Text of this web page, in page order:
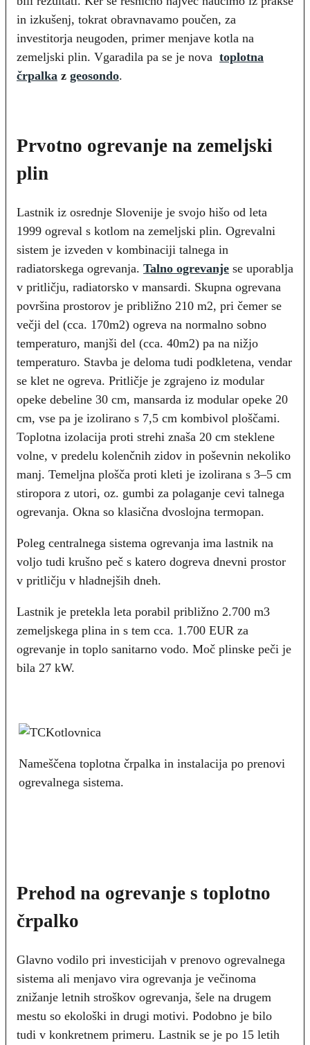
in izkušenj, tokrat obravnavamo poučen, za
investitorja neugoden, primer menjave kotla na
zemeljski plin. Vgaradila pa se je nova toplotna
črpalka z geosondo.
Prvotno ogrevanje na zemeljski
plin
Lastnik iz osrednje Slovenije je svojo hišo od leta
1999 ogreval s kotlom na zemeljski plin. Ogrevalni
sistem je izveden v kombinaciji talnega in
radiatorskega ogrevanja. Talno ogrevanje se uporablja
v pritličju, radiatorsko v mansardi. Skupna ogrevana
površina prostorov je približno 210 m2, pri čemer se
večji del (cca. 170m2) ogreva na normalno sobno
temperaturo, manjši del (cca. 40m2) pa na nižjo
temperaturo. Stavba je deloma tudi podkletena, vendar
se klet ne ogreva. Pritličje je zgrajeno iz modular
opeke debeline 30 cm, mansarda iz modular opeke 20
cm, vse pa je izolirano s 7,5 cm kombivol ploščami.
Toplotna izolacija proti strehi znaša 20 cm steklene
volne, v predelu kolenčnih zidov in poševnin nekoliko
manj. Temeljna plošča proti kleti je izolirana s 3–5 cm
stiropora z utori, oz. gumbi za polaganje cevi talnega
ogrevanja. Okna so klasična dvoslojna termopan.
Poleg centralnega sistema ogrevanja ima lastnik na
voljo tudi krušno peč s katero dogreva dnevni prostor
v pritličju v hladnejših dneh.
Lastnik je pretekla leta porabil približno 2.700 m3
zemeljskega plina in s tem cca. 1.700 EUR za
ogrevanje in toplo sanitarno vodo. Moč plinske peči je
bila 27 kW.
Nameščena toplotna črpalka in instalacija po prenovi
ogrevalnega sistema.
Prehod na ogrevanje s toplotno
črpalko
Glavno vodilo pri investicijah v prenovo ogrevalnega
sistema ali menjavo vira ogrevanja je večinoma
znižanje letnih stroškov ogrevanja, šele na drugem
mestu so ekološki in drugi motivi. Podobno je bilo
tudi v konkretnem primeru. Lastnik se je po 15 letih